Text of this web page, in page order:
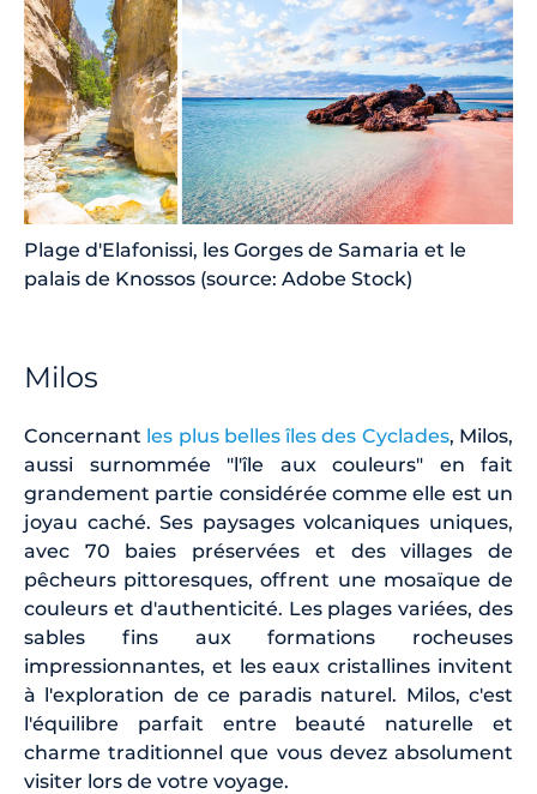
Plage d'Elafonissi, les Gorges de Samaria et le
palais de Knossos (source: Adobe Stock)
Milos
Concernant les plus belles îles des Cyclades, Milos,
aussi surnommée "l'île aux couleurs" en fait
grandement partie considérée comme elle est un
joyau caché. Ses paysages volcaniques uniques,
avec 70 baies préservées et des villages de
pêcheurs pittoresques, offrent une mosaïque de
couleurs et d'authenticité. Les plages variées, des
sables fins aux formations rocheuses
impressionnantes, et les eaux cristallines invitent
à l'exploration de ce paradis naturel. Milos, c'est
l'équilibre parfait entre beauté naturelle et
charme traditionnel que vous devez absolument
visiter lors de votre voyage.